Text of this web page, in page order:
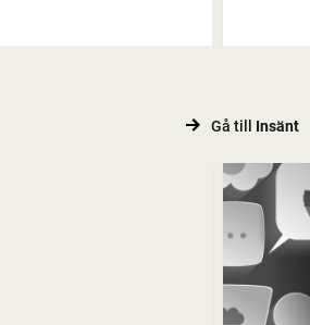
Gå till Insänt